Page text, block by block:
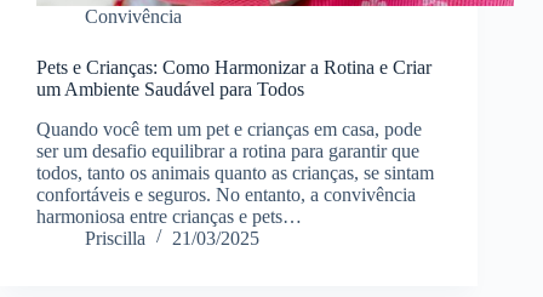
Convivência
Pets e Crianças: Como Harmonizar a Rotina e Criar
um Ambiente Saudável para Todos
Quando você tem um pet e crianças em casa, pode
ser um desafio equilibrar a rotina para garantir que
todos, tanto os animais quanto as crianças, se sintam
confortáveis e seguros. No entanto, a convivência
harmoniosa entre crianças e pets…
Priscilla
21/03/2025